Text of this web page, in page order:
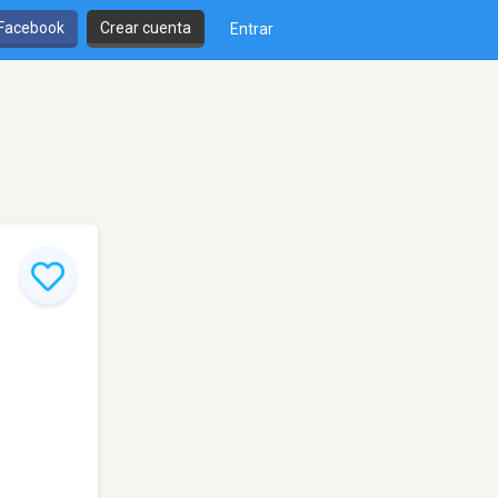
Crear cuenta Entrar